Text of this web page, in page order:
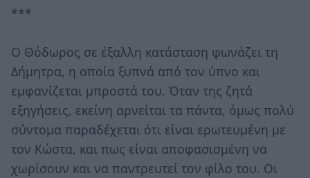
***
Ο Θόδωρος σε έξαλλη κατάσταση φωνάζει τη
Δήμητρα, η οποία ξυπνά από τον ύπνο και
εμφανίζεται μπροστά του. Όταν της ζητά
εξηγήσεις, εκείνη αρνείται τα πάντα, όμως πολύ
σύντομα παραδέχεται ότι είναι ερωτευμένη με
τον Κώστα, και πως είναι αποφασισμένη να
χωρίσουν και να παντρευτεί τον φίλο του. Οι